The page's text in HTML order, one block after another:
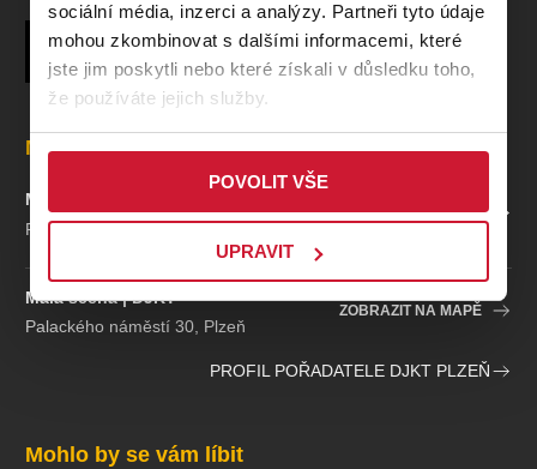
sociální média, inzerci a analýzy. Partneři tyto údaje
mohou zkombinovat s dalšími informacemi, které
jste jim poskytli nebo které získali v důsledku toho,
že používáte jejich služby.
POVOLIT VŠE
UPRAVIT
Libreto:
Emanuel Schikaneder
Patricie Částková, Jakub Hliněnský, Tomáš
Ondřej Pilař
Hudební nastudování: Josef Kurfiřt
Režie:Jakub Hliněnský
Scéna a kostýmy:Tomáš Ondřej Pilař
Antonín Pfleger
Hudební příprava:Maxim Averkiev, Ahmad Hedar, Martin
Marek
Zbyněk Brabec
Inspice:Petra Kuldová Tolašová
Tamino: Tomáš Kořínek / Jan Tejkal / Jakub Turek
Autor Wolfgang Amadeus Mozart
Místa
Malá scéna | DJKT
Palackého náměstí 30, Plzeň
ZOBRAZIT NA MAPĚ
Malá scéna | DJKT
Palackého náměstí 30, Plzeň
ZOBRAZIT NA MAPĚ
PROFIL POŘADATELE DJKT PLZEŇ
Mohlo by se vám líbit